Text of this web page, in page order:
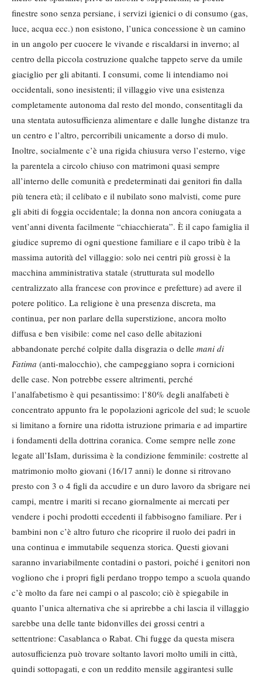
finestre sono senza persiane, i servizi igienici o di consumo (gas,
luce, acqua ecc.) non esistono, l’unica concessione è un camino
in un angolo per cuocere le vivande e riscaldarsi in inverno; al
centro della piccola costruzione qualche tappeto serve da umile
giaciglio per gli abitanti. I consumi, come li intendiamo noi
occidentali, sono inesistenti; il villaggio vive una esistenza
completamente autonoma dal resto del mondo, consentitagli da
una stentata autosufficienza alimentare e dalle lunghe distanze tra
un centro e l’altro, percorribili unicamente a dorso di mulo.
Inoltre, socialmente c’è una rigida chiusura verso l’esterno, vige
la parentela a circolo chiuso con matrimoni quasi sempre
all’interno delle comunità e predeterminati dai genitori fin dalla
più tenera età; il celibato e il nubilato sono malvisti, come pure
gli abiti di foggia occidentale; la donna non ancora coniugata a
vent’anni diventa facilmente “chiacchierata”. È il capo famiglia il
giudice supremo di ogni questione familiare e il capo tribù è la
massima autorità del villaggio: solo nei centri più grossi è la
macchina amministrativa statale (strutturata sul modello
centralizzato alla francese con province e prefetture) ad avere il
potere politico. La religione è una presenza discreta, ma
continua, per non parlare della superstizione, ancora molto
diffusa e ben visibile: come nel caso delle abitazioni
abbandonate perché colpite dalla disgrazia o delle mani di
Fatima (anti-malocchio), che campeggiano sopra i cornicioni
delle case. Non potrebbe essere altrimenti, perché
l’analfabetismo è qui pesantissimo: l’80% degli analfabeti è
concentrato appunto fra le popolazioni agricole del sud; le scuole
si limitano a fornire una ridotta istruzione primaria e ad impartire
i fondamenti della dottrina coranica. Come sempre nelle zone
legate all’IsIam, durissima è la condizione femminile: costrette al
matrimonio molto giovani (16/17 anni) le donne si ritrovano
presto con 3 o 4 figli da accudire e un duro lavoro da sbrigare nei
campi, mentre i mariti si recano giornalmente ai mercati per
vendere i pochi prodotti eccedenti il fabbisogno familiare. Per i
bambini non c’è altro futuro che ricoprire il ruolo dei padri in
una continua e immutabile sequenza storica. Questi giovani
saranno invariabilmente contadini o pastori, poiché i genitori non
vogliono che i propri figli perdano troppo tempo a scuola quando
c’è molto da fare nei campi o al pascolo; ciò è spiegabile in
quanto l’unica alternativa che si aprirebbe a chi lascia il villaggio
sarebbe una delle tante bidonvilles dei grossi centri a
settentrione: Casablanca o Rabat. Chi fugge da questa misera
autosufficienza può trovare soltanto lavori molto umili in città,
quindi sottopagati, e con un reddito mensile aggirantesi sulle